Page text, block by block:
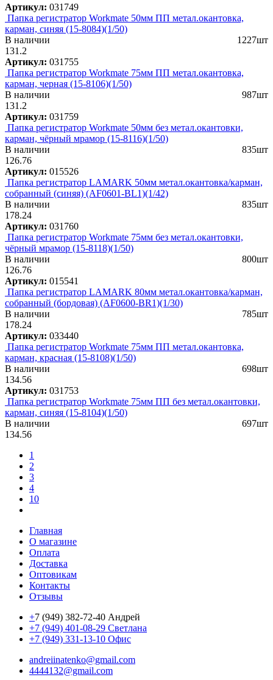
Артикул: 031749
Папка регистратор Workmate 50мм ПП метал.окантовка,
карман, синяя (15-8084)(1/50)
В наличии
1227шт
131.2
Артикул: 031755
Папка регистратор Workmate 75мм ПП метал.окантовка,
карман, черная (15-8106)(1/50)
В наличии
987шт
131.2
Артикул: 031759
Папка регистратор Workmate 50мм без метал.окантовки,
карман, чёрный мрамор (15-8116)(1/50)
В наличии
835шт
126.76
Артикул: 015526
Папка регистратор LAMARK 50мм метал.окантовка/карман,
собранный (синяя) (AF0601-BL1)(1/42)
В наличии
835шт
178.24
Артикул: 031760
Папка регистратор Workmate 75мм без метал.окантовки,
чёрный мрамор (15-8118)(1/50)
В наличии
800шт
126.76
Артикул: 015541
Папка регистратор LAMARK 80мм метал.окантовка/карман,
собранный (бордовая) (AF0600-BR1)(1/30)
В наличии
785шт
178.24
Артикул: 033440
Папка регистратор Workmate 75мм ПП метал.окантовка,
карман, красная (15-8108)(1/50)
В наличии
698шт
134.56
Артикул: 031753
Папка регистратор Workmate 75мм ПП без метал.окантовки,
карман, синяя (15-8104)(1/50)
В наличии
697шт
134.56
1
2
3
4
10
Главная
О магазине
Оплата
Доставка
Оптовикам
Контакты
Отзывы
+7 (949) 382-72-40 Андрей
+7 (949) 401-08-29 Светлана
+7 (949) 331-13-10 Офис
andreiinatenko@gmail.com
4444132@gmail.com